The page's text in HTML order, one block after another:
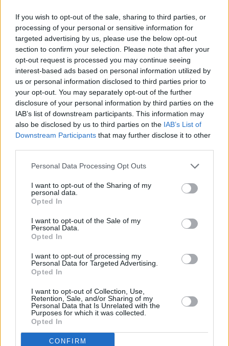
If you wish to opt-out of the sale, sharing to third parties, or
processing of your personal or sensitive information for
targeted advertising by us, please use the below opt-out
section to confirm your selection. Please note that after your
opt-out request is processed you may continue seeing
interest-based ads based on personal information utilized by
us or personal information disclosed to third parties prior to
your opt-out. You may separately opt-out of the further
disclosure of your personal information by third parties on the
IAB’s list of downstream participants. This information may
also be disclosed by us to third parties on the IAB’s List of
Downstream Participants that may further disclose it to other
Personal Data Processing Opt Outs
I want to opt-out of the Sharing of my
personal data.
Opted In
I want to opt-out of the Sale of my
Personal Data.
Opted In
I want to opt-out of processing my
Personal Data for Targeted Advertising.
Opted In
I want to opt-out of Collection, Use,
Retention, Sale, and/or Sharing of my
Personal Data that Is Unrelated with the
Purposes for which it was collected.
Opted In
CONFIRM
recursos turísticos, asociaciados al vuelo libre o los
yacimientos de Puente Tablas y Otíñar.